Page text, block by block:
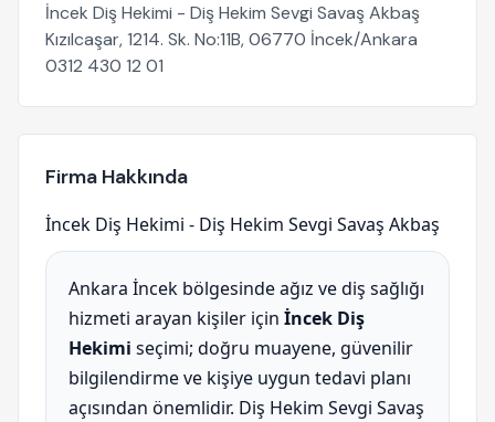
İncek Diş Hekimi - Diş Hekim Sevgi Savaş Akbaş
Kızılcaşar, 1214. Sk. No:11B, 06770 İncek/Ankara
0312 430 12 01
Firma Hakkında
İncek Diş Hekimi - Diş Hekim Sevgi Savaş Akbaş
Ankara İncek bölgesinde ağız ve diş sağlığı
hizmeti arayan kişiler için İncek Diş
Hekimi seçimi; doğru muayene, güvenilir
bilgilendirme ve kişiye uygun tedavi planı
açısından önemlidir. Diş Hekim Sevgi Savaş